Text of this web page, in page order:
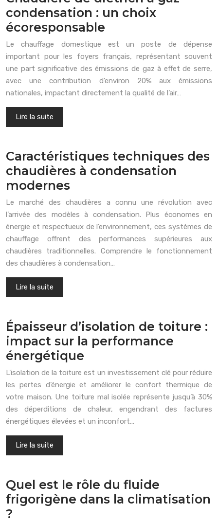
condensation : un choix
écoresponsable
Le chauffage domestique est un poste de dépense
important pour les foyers français, représentant souvent
une part significative des émissions de gaz à effet de serre,
avec une contribution d’environ 20% aux émissions
nationales, impactant directement la qualité de l’air…
Lire la suite
Caractéristiques techniques des
chaudières à condensation
modernes
Le marché des chaudières a connu une révolution avec
l’arrivée des modèles à condensation. Plus économes en
énergie et respectueux de l’environnement, ces systèmes de
chauffage offrent des performances supérieures aux
chaudières traditionnelles. Comprendre le fonctionnement
des chaudières à condensation…
Lire la suite
Épaisseur d’isolation de toiture :
impact sur la performance
énergétique
L’isolation de la toiture est un investissement clé pour réduire
les pertes d’énergie et améliorer le confort thermique de
votre maison. Une toiture mal isolée représente jusqu’à 30%
des déperditions de chaleur, engendrant des factures
énergétiques élevées et un inconfort…
Lire la suite
Quel est le rôle du fluide
frigorigène dans la climatisation
?